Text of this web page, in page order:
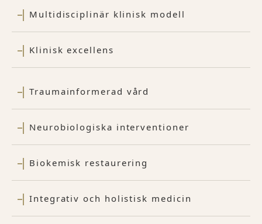
Multidisciplinär klinisk modell
Klinisk excellens
Traumainformerad vård
Neurobiologiska interventioner
Biokemisk restaurering
Integrativ och holistisk medicin